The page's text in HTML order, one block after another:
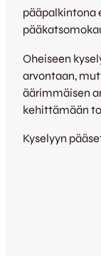
pääpalkintona
Oheiseen
arvontaan,
äärimmäisen
kehittämään
Kyselyyn